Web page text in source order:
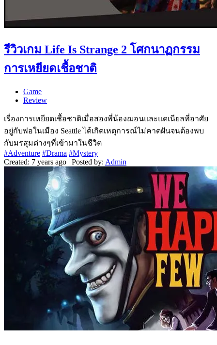
รีวิวเกม Life Is Strange 2 โศกนาฏกรรม
การเหยียดเชื้อชาติ
Game
Review
เรื่องการเหยียดเชื้อชาติเมื่อสองพี่น้องฌอนและแดเนียลที่อาศัย
อยู่กับพ่อในเมือง Seattle ได้เกิดเหตุการณ์ไม่คาดฝันจนต้องพบ
กับมรสุมต่างๆที่เข้ามาในชีวิต
#Adventure #Drama #Mystery
Created: 7 years ago | Posted by: Admin